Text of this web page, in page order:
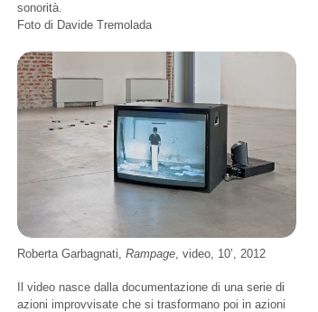
sonorità.
Foto di Davide Tremolada
Roberta Garbagnati, Rampage , video, 10’, 2012
Il video nasce dalla documentazione di una serie di
azioni improvvisate che si trasformano poi in azioni